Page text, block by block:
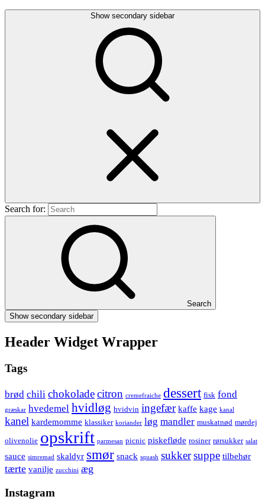
Show secondary sidebar
Search for:
Search
Show secondary sidebar
Header Widget Wrapper
Tags
brød chili chokoladecitron cremefraiche dessert fisk fond
græskar hvedemel hvidløg hvidvin ingefær kaffe kage kanal
kanel kardemomme klassiker koriander løg mandler muskatnød mørdej
olivenolie opskrift parmesan picnic piskefløde rosiner rørsukker salat
sauce simremad skaldyr smør snack squash sukkersuppe tilbehør
tærte vanilje zucchini æg
Instagram